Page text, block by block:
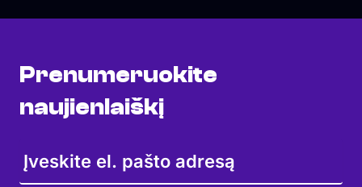
Prenumeruokite
naujienlaiškį